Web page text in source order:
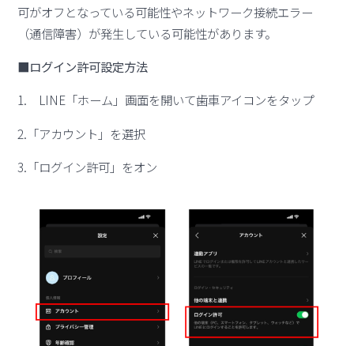
可がオフとなっている可能性やネットワーク接続エラー
（通信障害）が発生している可能性があります。
■ログイン許可設定方法
1. LINE「ホーム」画面を開いて歯車アイコンをタップ
2.「アカウント」を選択
3.「ログイン許可」をオン